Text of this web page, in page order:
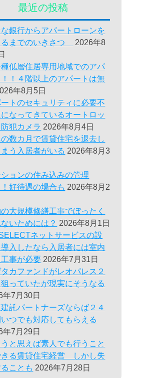
最近の投稿
な銀行からアパートローンを
るまでのいきさつ
2026年8
低層住居専用地域でのアパ
！４階以上のアパートは無
年8月5日
トのセキュリティに必要不
なってきているオートロッ
犯カメラ 2026年8月4日
数カ月で賃貸住宅を退去し
う入居者がいる 2026年8月3
ョンの住み込みの管理
！好待遇の場合も 2026年8月2
大規模修繕工事でぼったく
いためには？ 2026年8月1日
ネットサービスの設
入したなら入居者には室内
工事が必要 2026年7月31日
カファンドがレオパレス２
狙っていたが現実にそうなる
年7月30日
託パートナーズならば２４
つでも対応してもらえる
年7月29日
と思えば素人でも行うこと
きる賃貸住宅経営 しかし失
ことも 2026年7月28日